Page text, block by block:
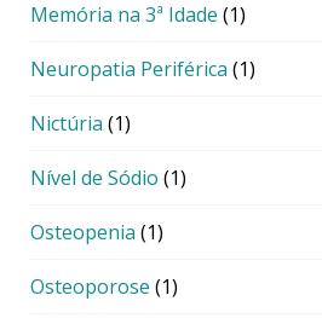
Memória na 3ª Idade (1)
Neuropatia Periférica (1)
Nictúria (1)
Nível de Sódio (1)
Osteopenia (1)
Osteoporose (1)